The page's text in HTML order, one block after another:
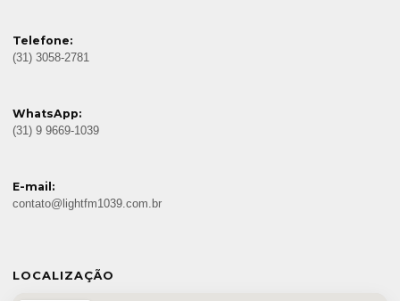
Telefone:
(31) 3058-2781
WhatsApp:
(31) 9 9669-1039
E-mail:
contato@lightfm1039.com.br
LOCALIZAÇÃO